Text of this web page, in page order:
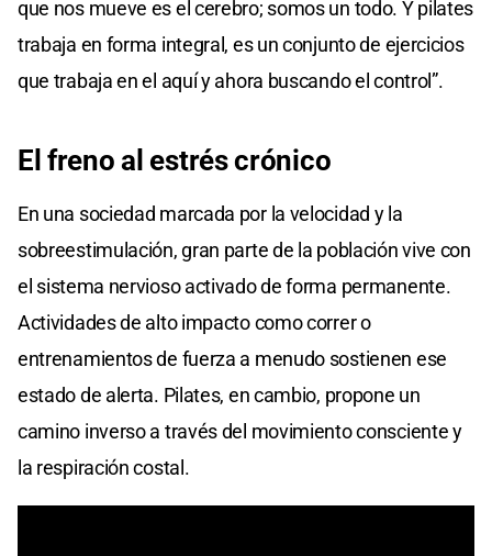
que nos mueve es el cerebro; somos un todo. Y pilates
trabaja en forma integral, es un conjunto de ejercicios
que trabaja en el aquí y ahora buscando el control”.
El freno al estréscrónico
En una sociedad marcada por la velocidad y la
sobreestimulación, gran parte de la población vive con
el sistema nervioso activado de forma permanente.
Actividades de alto impacto como correr o
entrenamientos de fuerza a menudo sostienen ese
estado de alerta. Pilates, en cambio, propone un
camino inverso a través del movimiento consciente y
la respiración costal.